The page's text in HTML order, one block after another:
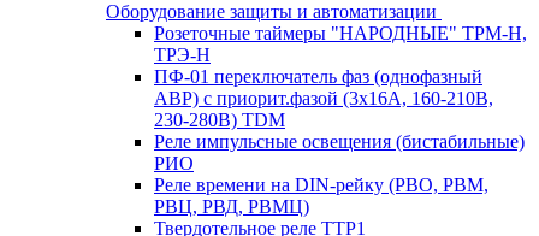
Оборудование защиты и автоматизации
Розеточные таймеры "НАРОДНЫЕ" ТРМ-Н,
ТРЭ-Н
ПФ-01 переключатель фаз (однофазный
АВР) с приорит.фазой (3х16А, 160-210В,
230-280В) TDM
Реле импульсные освещения (бистабильные)
РИО
Реле времени на DIN-рейку (РВО, РВМ,
РВЦ, РВД, РВМЦ)
Твердотельное реле ТТР1